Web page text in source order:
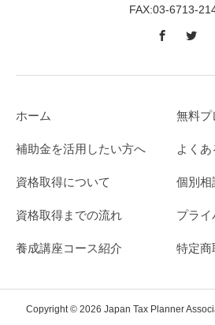
FAX:03-6713-
ホーム
補助金を活用したい方へ
資格取得について
資格取得までの流れ
養成講座コース紹介
無料プ
よくあ
個別相
プライ
特定商
Copyright © 2026 Japan Tax Planner